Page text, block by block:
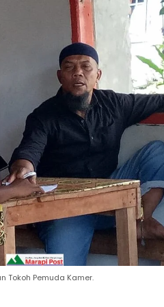
Tokoh Pemuda Kamer.